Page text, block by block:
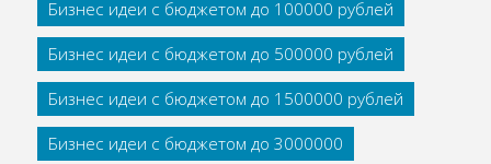
Бизнес идеи с бюджетом до 100000 рублей
Бизнес идеи с бюджетом до 500000 рублей
Бизнес идеи с бюджетом до 1500000 рублей
Бизнес идеи с бюджетом до 3000000